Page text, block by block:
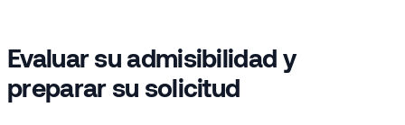
Evaluar su admisibilidad y
preparar su solicitud